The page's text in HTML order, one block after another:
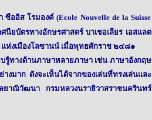
อิส โรมองค์ (Ecole Nouvelle de la Suisse
นียบัตรทางอักษรศาสตร์ บาเชอเลียร เอสแลต
แห่งเมืองโลซานน์ เมื่อพุทธศักราช ๒๔๘๑
รู้ทางด้านภาษาหลายภาษา เช่น ภาษาอังกฤษ
งมาก ดังจะเห็นได้จากของเล่นที่ทรงเล่นและ
ลยาณิวัฒนา กรมหลวงนราธิวาสราชนครินทร์